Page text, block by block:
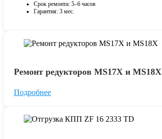
Срок ремонта: 5–6 часов
Гарантия: 3 мес.
Ремонт редукторов MS17X и MS18X
Подробнее